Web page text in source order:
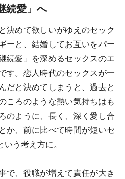
続愛」へ
決めて欲しいがゆえのセック
ーと、結婚してお互いをパー
続愛」を深めるセックスのエ
す。恋人時代のセックスが一
だと決めてしまうと、過去と
ころのような熱い気持ちはも
のように、長く、深く愛し合
か、前に比べて時間が短いセ
う考え方に。
で、役職が増えて責任が大き